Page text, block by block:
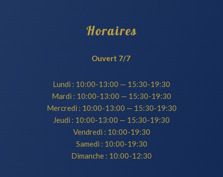
Horaires
Ouvert 7/7
Lundi : 10:00-13:00 — 15:30-19:30
Mardi : 10:00-13:00 — 15:30-19:30
Mercredi : 10:00-13:00 — 15:30-19:30
Jeudi : 10:00-13:00 — 15:30-19:30
Vendredi : 10:00-19:30
Samedi : 10:00-19:30
Dimanche : 10:00-12:30